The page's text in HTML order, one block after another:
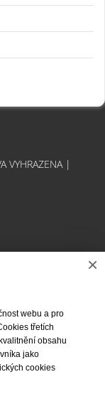
VYHRAZENA |
×
webu a pro
třetích
obsahu
jako
cookies